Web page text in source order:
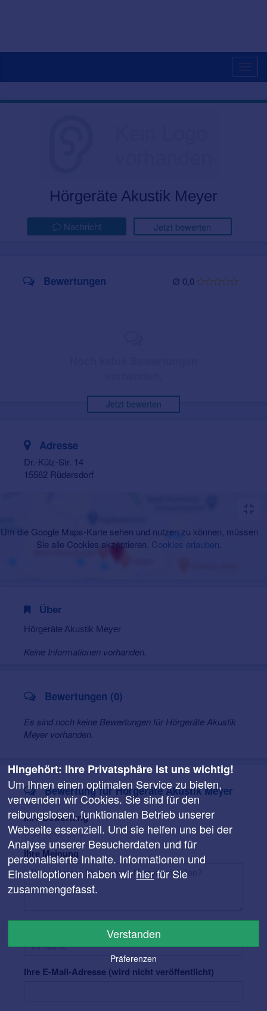
Hörgeräte Akustik Meyer
Nachricht Jetzt bewerten
Ø 0,0
Bewertungen
Jetzt bewerten
Adresse
Dr.-Külz-Str. 14
15562 Rüdersdorf
Um die Google Maps-Karte sehen und nutzen zu können, müssen
Sie alle Cookies akzeptieren. Cookies erlauben
Über
Hörgeräte Akustik Meyer
Keine Informationen vorhanden.
Bewertungen (0)
Es sind noch keine Bewertungen für Hörgeräte Akustik
Meyer vorhanden.
Bewertung für Hörgeräte Akustik Meyer
Ihre Bewertung
Ihre Meinung
Ihre E-Mail-Adresse (wird nicht veröffentlicht)
Hingehört: Ihre Privatsphäre ist uns wichtig!
Um Ihnen einen optimalen Service zu bieten,
verwenden wir Cookies. Sie sind für den
reibungslosen, funktionalen Betrieb unserer
Webseite essenziell. Und sie helfen uns bei der
Analyse unserer Besucherdaten und für
personalisierte Inhalte. Informationen und
Einstelloptionen haben wir hierfür Sie
zusammengefasst.
Verstanden
Präferenzen